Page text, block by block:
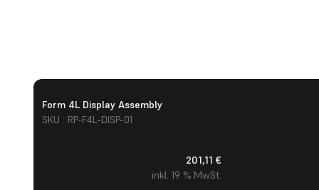
Form 4L Display Assembly
SKU : RP-F4L-DISP-01
201,11 €
inkl. 19 % MwSt.